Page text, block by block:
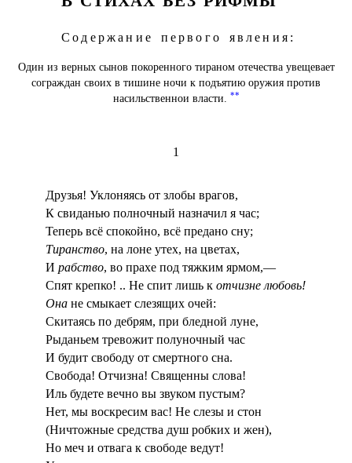
Содержание первого явления:
Один из верных сынов покоренного тираном отечества увещевает
сограждан своих в тишине ночи к подъятию оружия против
насильственнои власти. **
1
Друзья! Уклоняясь от злобы врагов,
К свиданью полночный назначил я час;
Теперь всё спокойно, всё предано сну;
Тиранство, на лоне утех, на цветах,
И рабство, во прахе под тяжким ярмом,—
Спят крепко! .. Не спит лишь к отчизне любовь!
Она не смыкает слезящих очей:
Скитаясь по дебрям, при бледной луне,
Рыданьем тревожит полуночный час
И будит свободу от смертного сна.
Свобода! Отчизна! Священны слова!
Иль будете вечно вы звуком пустым?
Нет, мы воскресим вас! Не слезы и стон
(Ничтожные средства душ робких и жен),
Но меч и отвага к свободе ведут!